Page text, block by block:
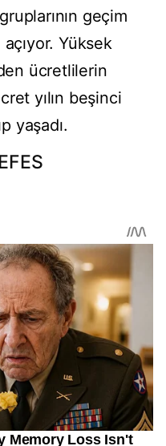
geçim
açıyor. Yüksek
ücretlilerin
yılın beşinci
yaşadı.